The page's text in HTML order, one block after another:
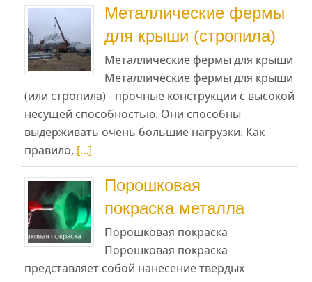
Металлические фермы
для крыши (стропила)
Металлические фермы для крыши
Металлические фермы для крыши
(или стропила) - прочные конструкции с высокой
несущей способностью. Они способны
выдерживать очень большие нагрузки. Как
правило, [...]
Порошковая
покраска металла
Порошковая покраска
Порошковая покраска
представляет собой нанесение твердых